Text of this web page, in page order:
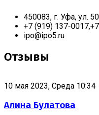
450083, г. Уфа, ул.
+7 (919) 137-
ipo@ipo5.ru
Отзывы
10 мая 2023, Среда 10:34
Алина Булатова